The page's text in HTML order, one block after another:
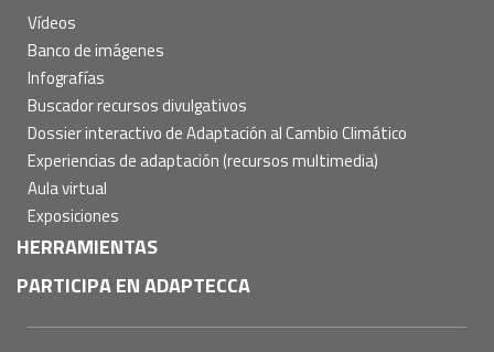
Vídeos
Banco de imágenes
Infografías
Buscador recursos divulgativos
Dossier interactivo de Adaptación al Cambio Climático
Experiencias de adaptación (recursos multimedia)
Aula virtual
Exposiciones
HERRAMIENTAS
PARTICIPA EN ADAPTECCA